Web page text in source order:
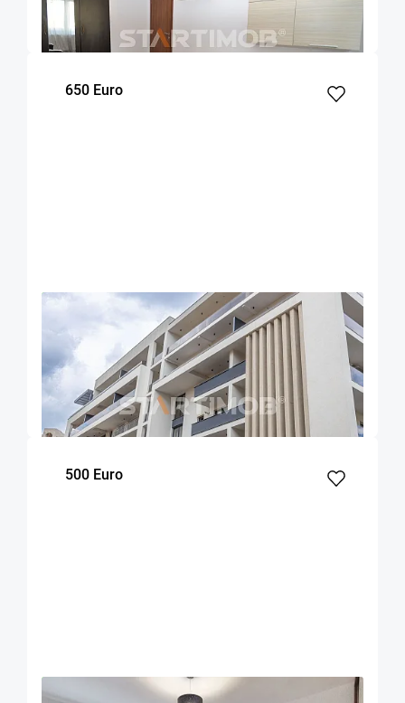
m² dormitor
650 Euro
EXCLUSIVITATE COMISION 50%
Apartament cu parcare si boxa zona
Universitatii
Brasov
70
m²
1
dormitor
1
Etaj
500 Euro
EXCLUSIVITATE